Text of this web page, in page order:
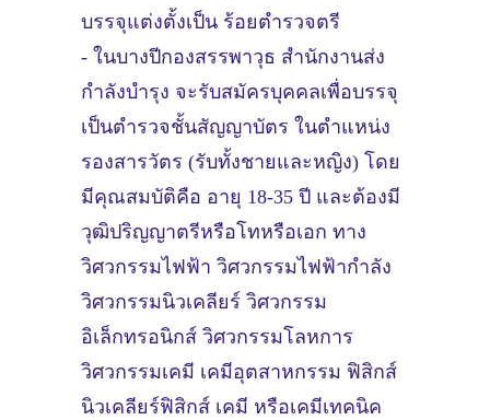
บรรจุแต่งตั้งเป็น ร้อยตำรวจตรี
- ในบางปีกองสรรพาวุธ สำนักงานส่ง
กำลังบำรุง จะรับสมัครบุคคลเพื่อบรรจุ
เป็นตำรวจชั้นสัญญาบัตร ในตำแหน่ง
รองสารวัตร (รับทั้งชายและหญิง) โดย
มีคุณสมบัติคือ อายุ 18-35 ปี และต้องมี
วุฒิปริญญาตรีหรือโทหรือเอก ทาง
วิศวกรรมไฟฟ้า วิศวกรรมไฟฟ้ากำลัง
วิศวกรรมนิวเคลียร์ วิศวกรรม
อิเล็กทรอนิกส์ วิศวกรรมโลหการ
วิศวกรรมเคมี เคมีอุตสาหกรรม ฟิสิกส์
นิวเคลียร์ฟิสิกส์ เคมี หรือเคมีเทคนิค